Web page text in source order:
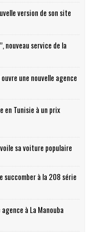
version de son site
nouveau service de la
une nouvelle agence
en Tunisie à un prix
sa voiture populaire
succomber à la 208 série
à La Manouba